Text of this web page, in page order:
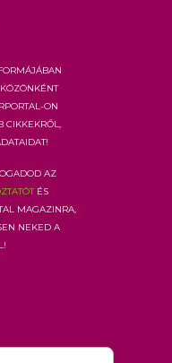
on
cikkekről,
az
és
Magazinra,
neked a